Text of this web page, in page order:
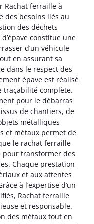
Rachat ferraille à
des besoins liés au
des déchets
constitue une
d’un véhicule
en assurant sa
dans le respect des
épave est réalisé
traçabilité complète.
pour le débarras
de chantiers, de
métalliques
et métaux permet de
le rachat ferraille
transformer des
Chaque prestation
et aux attentes
à l’expertise d’un
Rachat ferraille
et responsable.
des métaux tout en